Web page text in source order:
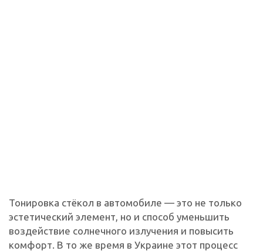
Тонировка стёкол в автомобиле — это не только
эстетический элемент, но и способ уменьшить
воздействие солнечного излучения и повысить
комфорт. В то же время в Украине этот процесс